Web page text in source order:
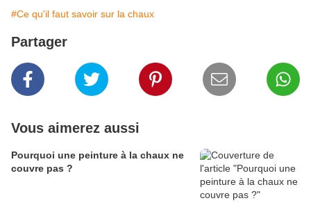
#Ce qu'il faut savoir sur la chaux
Partager
Vous aimerez aussi
Pourquoi une peinture à la chaux ne
couvre pas ?